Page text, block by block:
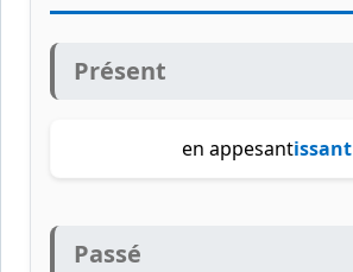
Présent
en appesantissant
Passé